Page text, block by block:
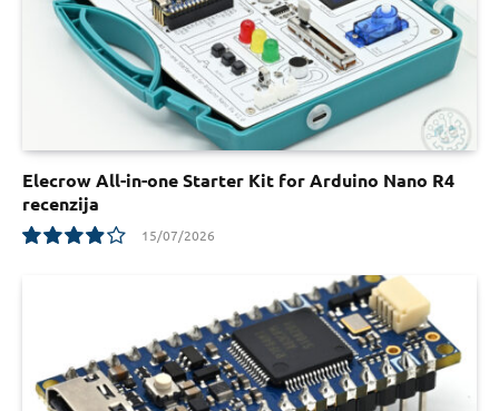
Elecrow All-in-one Starter Kit for Arduino Nano R4
recenzija
15/07/2026